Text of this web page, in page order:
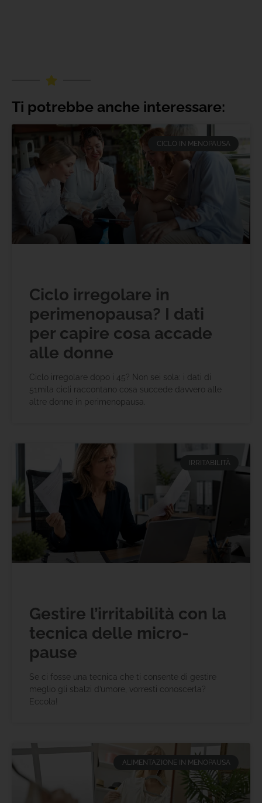
Ti potrebbe anche interessare:
CICLO IN MENOPAUSA
Ciclo irregolare in
perimenopausa? I dati
per capire cosa accade
alle donne
Ciclo irregolare dopo i 45? Non sei sola: i dati di
51mila cicli raccontano cosa succede davvero alle
altre donne in perimenopausa.
IRRITABILITÀ
Gestire l’irritabilità con la
tecnica delle micro-
pause
Se ci fosse una tecnica che ti consente di gestire
meglio gli sbalzi d’umore, vorresti conoscerla?
Eccola!
ALIMENTAZIONE IN MENOPAUSA